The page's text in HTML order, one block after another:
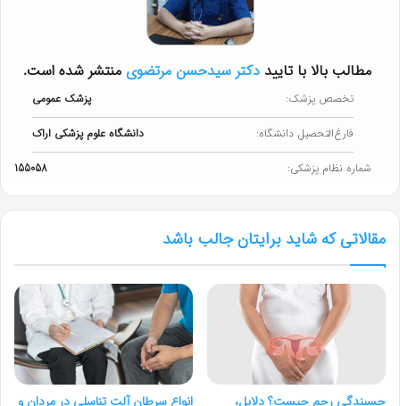
مطالب بالا با تایید دکتر سیدحسن مرتضوی منتشر شده است.
تخصص پزشک: پزشک عمومی
فارغ‌التحصیل دانشگاه: دانشگاه علوم پزشکی اراک
شماره نظام پزشکی: 155058
مقالاتی که شاید برایتان جالب باشد
چسبندگی رحم چیست؟ دلایل، انواع سرطان آلت تناسلی در مردان و